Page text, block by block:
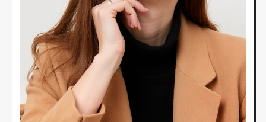
Shopper simuliert wird.